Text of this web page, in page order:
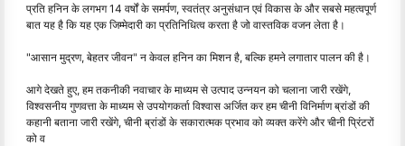
प्रति हनिन के लगभग 14 वर्षों के समर्पण, स्वतंत्र अनुसंधान एवं विकास के और सबसे महत्वपूर्ण
बात यह है कि यह एक जिम्मेदारी का प्रतिनिधित्व करता है जो वास्तविक वजन लेता है।
"आसान मुद्रण, बेहतर जीवन" न केवल हनिन का मिशन है, बल्कि हमने लगातार पालन की है।
आगे देखते हुए, हम तकनीकी नवाचार के माध्यम से उत्पाद उन्नयन को चलाना जारी रखेंगे,
विश्वसनीय गुणवत्ता के माध्यम से उपयोगकर्ता विश्वास अर्जित कर हम चीनी विनिर्माण ब्रांडों की
कहानी बताना जारी रखेंगे, चीनी ब्रांडों के सकारात्मक प्रभाव को व्यक्त करेंगे और चीनी प्रिंटरों
को व